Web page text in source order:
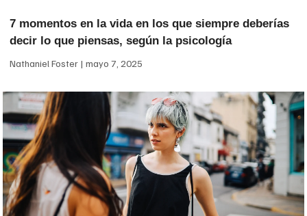
7 momentos en la vida en los que siempre deberías
decir lo que piensas, según la psicología
Nathaniel Foster mayo 7, 2025